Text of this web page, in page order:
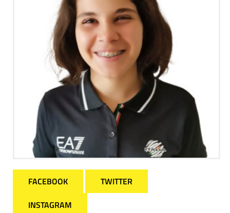
FACEBOOK
TWITTER
INSTAGRAM